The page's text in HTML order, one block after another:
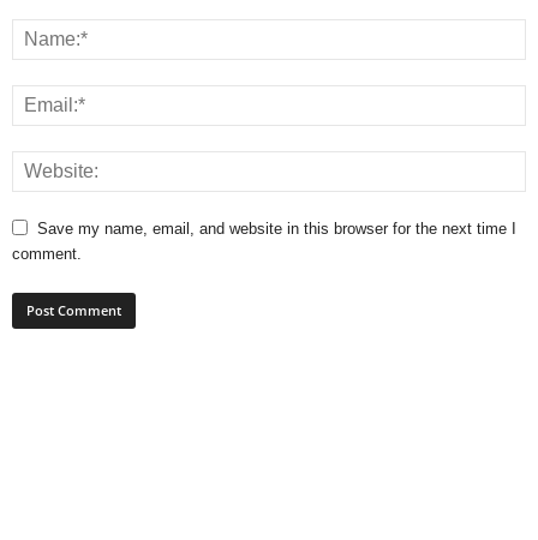
Save my name, email, and website in this browser for the next time I
comment.